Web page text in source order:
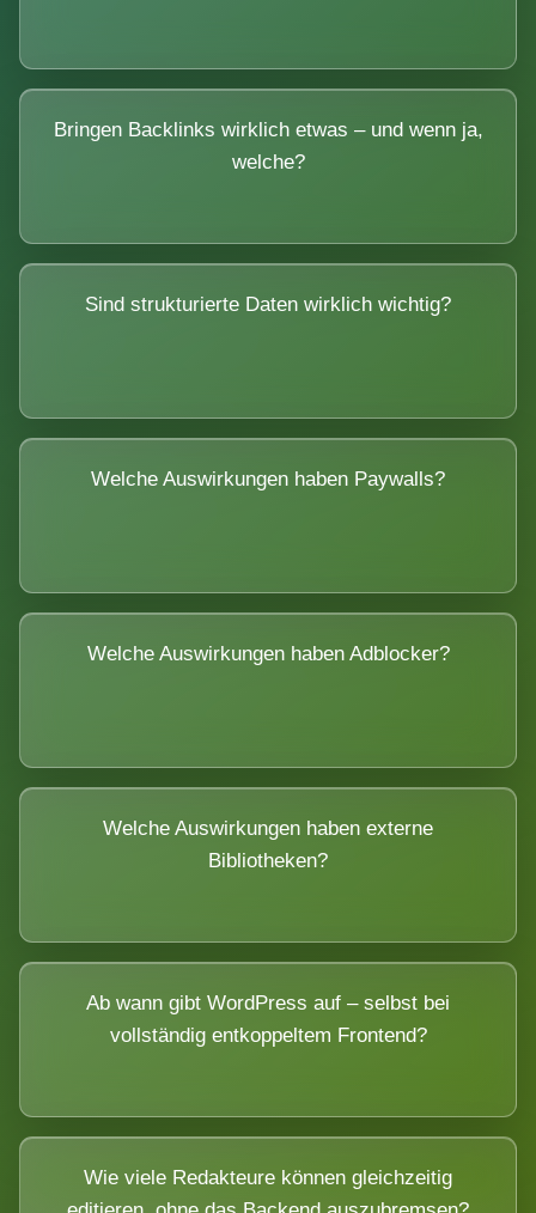
Bringen Backlinks wirklich etwas – und wenn ja,
welche?
Sind strukturierte Daten wirklich wichtig?
Welche Auswirkungen haben Paywalls?
Welche Auswirkungen haben Adblocker?
Welche Auswirkungen haben externe
Bibliotheken?
Ab wann gibt WordPress auf – selbst bei
vollständig entkoppeltem Frontend?
Wie viele Redakteure können gleichzeitig